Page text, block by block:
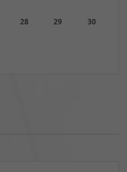
28 29 30